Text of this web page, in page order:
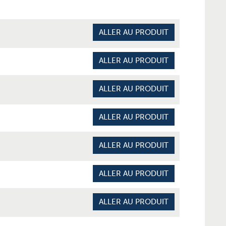
ALLER AU PRODUIT
ALLER AU PRODUIT
ALLER AU PRODUIT
ALLER AU PRODUIT
ALLER AU PRODUIT
ALLER AU PRODUIT
ALLER AU PRODUIT